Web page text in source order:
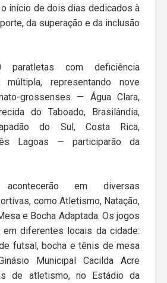
o início de dois dias dedicados à
da superação e da inclusão
com deficiência
representando nove
grossenses — Água Clara,
do Taboado, Brasilândia,
do Sul, Costa Rica,
Lagoas — participarão da
em diversas
como Atletismo, Natação,
e Bocha Adaptada. Os jogos
em diferentes locais da cidade:
futsal, bocha e tênis de mesa
Municipal Cacilda Acre
de atletismo, no Estádio da